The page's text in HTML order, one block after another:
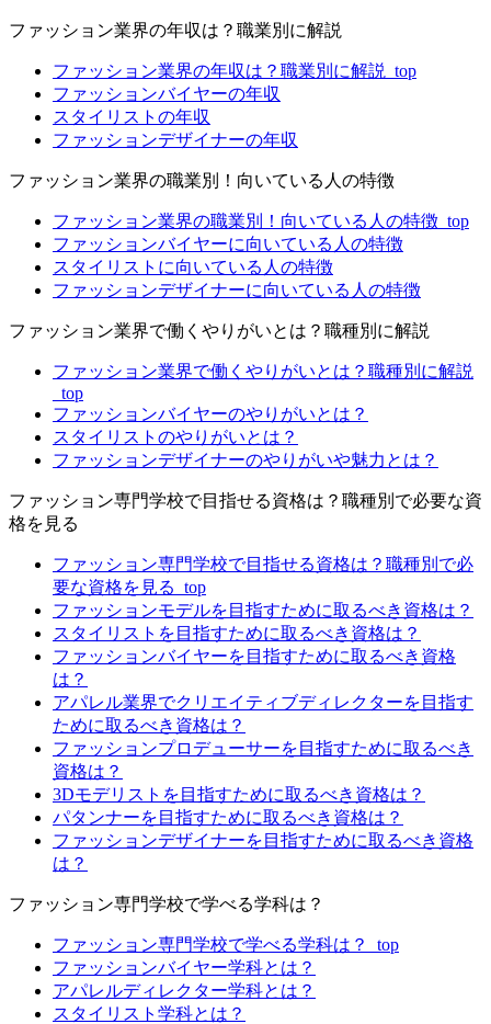
ファッション業界の年収は？職業別に解説
ファッション業界の年収は？職業別に解説_top
ファッションバイヤーの年収
スタイリストの年収
ファッションデザイナーの年収
ファッション業界の職業別！向いている人の特徴
ファッション業界の職業別！向いている人の特徴_top
ファッションバイヤーに向いている人の特徴
スタイリストに向いている人の特徴
ファッションデザイナーに向いている人の特徴
ファッション業界で働くやりがいとは？職種別に解説
ファッション業界で働くやりがいとは？職種別に解説
_top
ファッションバイヤーのやりがいとは？
スタイリストのやりがいとは？
ファッションデザイナーのやりがいや魅力とは？
ファッション専門学校で目指せる資格は？職種別で必要な資
格を見る
ファッション専門学校で目指せる資格は？職種別で必
要な資格を見る_top
ファッションモデルを目指すために取るべき資格は？
スタイリストを目指すために取るべき資格は？
ファッションバイヤーを目指すために取るべき資格
は？
アパレル業界でクリエイティブディレクターを目指す
ために取るべき資格は？
ファッションプロデューサーを目指すために取るべき
資格は？
3Dモデリストを目指すために取るべき資格は？
パタンナーを目指すために取るべき資格は？
ファッションデザイナーを目指すために取るべき資格
は？
ファッション専門学校で学べる学科は？
ファッション専門学校で学べる学科は？_top
ファッションバイヤー学科とは？
アパレルディレクター学科とは？
スタイリスト学科とは？